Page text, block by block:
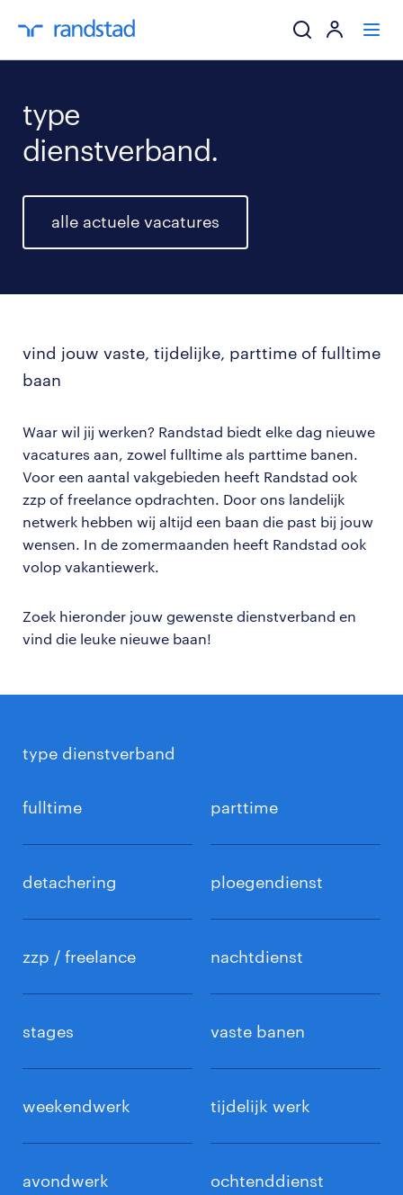
mijn carrière
over randstad
type
dienstverband.
alle actuele vacatures
vind jouw vaste, tijdelijke, parttime of fulltime
baan
Waar wil jij werken? Randstad biedt elke dag nieuwe
vacatures aan, zowel fulltime als parttime banen.
Voor een aantal vakgebieden heeft Randstad ook
zzp of freelance opdrachten. Door ons landelijk
netwerk hebben wij altijd een baan die past bij jouw
wensen. In de zomermaanden heeft Randstad ook
volop vakantiewerk.
Zoek hieronder jouw gewenste dienstverband en
vind die leuke nieuwe baan!
type dienstverband
fulltime parttime
detachering ploegendienst
zzp / freelance nachtdienst
stages vaste banen
weekendwerk tijdelijk werk
avondwerk ochtenddienst